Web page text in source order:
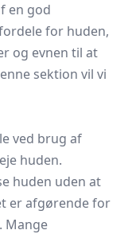
en god
for huden,
og evnen til at
sektion vil vi
ved brug af
huden.
huden uden at
er afgørende for
Mange